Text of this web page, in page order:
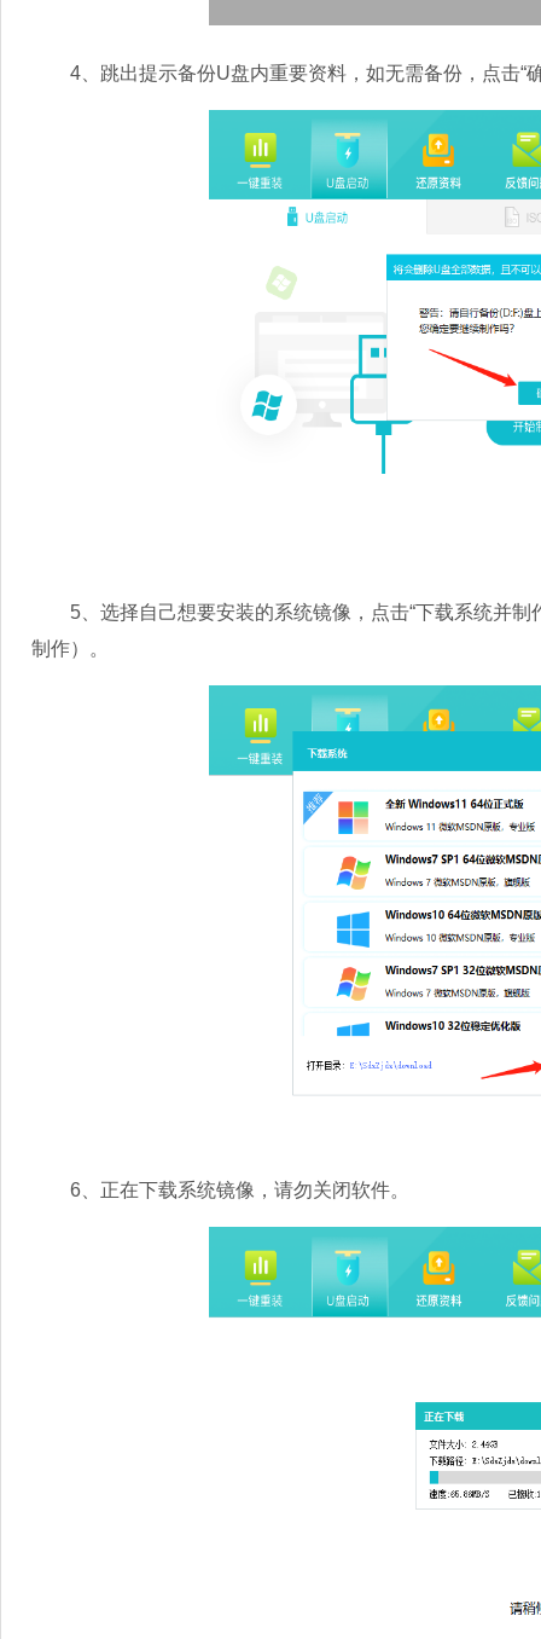
4、跳出提示备份U盘内重要资料，如无需备份，点击“
5、选择自己想要安装的系统镜像，点击“下载系统并制
制作）。
6、正在下载系统镜像，请勿关闭软件。